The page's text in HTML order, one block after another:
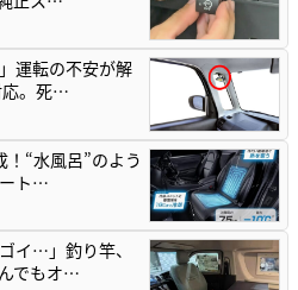
運転の不安が解
応。死…
“水風呂”のよう
ト…
イ…」釣り竿、
でもオ…